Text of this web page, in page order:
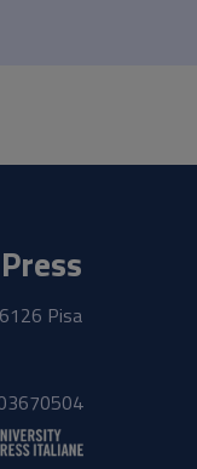
Pisa